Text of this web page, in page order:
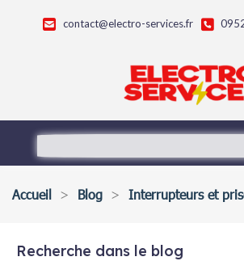
contact@electro-services.fr
Accueil Blog Interrupteurs et
Recherche dans le blog